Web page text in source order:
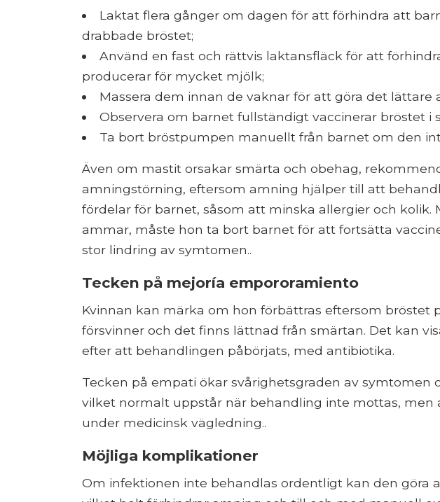
Laktat flera gånger om dagen för att förhindra att
drabbade bröstet;
Använd en fast och rättvis laktansfläck för att
producerar för mycket mjölk;
Massera dem innan de vaknar för att göra det lättare
Observera om barnet fullständigt vaccinerar bröstet i
Ta bort bröstpumpen manuellt från barnet om den
Även om mastit orsakar smärta och obehag,
amningstörning, eftersom amning hjälper till att
fördelar för barnet, såsom att minska allergier och kolik.
ammar, måste hon ta bort barnet för att fortsätta
stor lindring av symtomen..
Tecken på mejoría empororamiento
Kvinnan kan märka om hon förbättras eftersom bröstet
försvinner och det finns lättnad från smärtan. Det kan
efter att behandlingen påbörjats, med antibiotika.
Tecken på empati ökar svårighetsgraden av symtomen
vilket normalt uppstår när behandling inte mottas, men
under medicinsk vägledning..
Möjliga komplikationer
Om infektionen inte behandlas ordentligt kan den göra